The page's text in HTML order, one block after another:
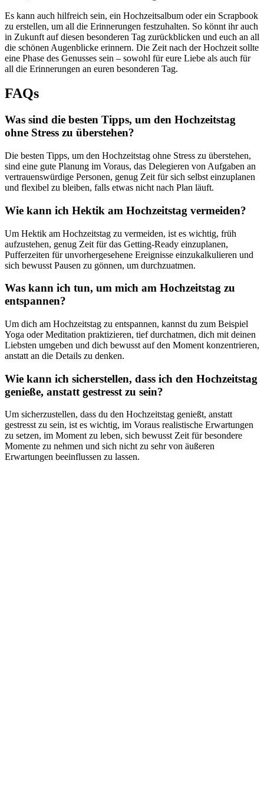
Es kann auch hilfreich sein, ein Hochzeitsalbum oder ein Scrapbook
zu erstellen, um all die Erinnerungen festzuhalten. So könnt ihr auch
in Zukunft auf diesen besonderen Tag zurückblicken und euch an all
die schönen Augenblicke erinnern. Die Zeit nach der Hochzeit sollte
eine Phase des Genusses sein – sowohl für eure Liebe als auch für
all die Erinnerungen an euren besonderen Tag.
FAQs
Was sind die besten Tipps, um den Hochzeitstag
ohne Stress zu überstehen?
Die besten Tipps, um den Hochzeitstag ohne Stress zu überstehen,
sind eine gute Planung im Voraus, das Delegieren von Aufgaben an
vertrauenswürdige Personen, genug Zeit für sich selbst einzuplanen
und flexibel zu bleiben, falls etwas nicht nach Plan läuft.
Wie kann ich Hektik am Hochzeitstag vermeiden?
Um Hektik am Hochzeitstag zu vermeiden, ist es wichtig, früh
aufzustehen, genug Zeit für das Getting-Ready einzuplanen,
Pufferzeiten für unvorhergesehene Ereignisse einzukalkulieren und
sich bewusst Pausen zu gönnen, um durchzuatmen.
Was kann ich tun, um mich am Hochzeitstag zu
entspannen?
Um dich am Hochzeitstag zu entspannen, kannst du zum Beispiel
Yoga oder Meditation praktizieren, tief durchatmen, dich mit deinen
Liebsten umgeben und dich bewusst auf den Moment konzentrieren,
anstatt an die Details zu denken.
Wie kann ich sicherstellen, dass ich den Hochzeitstag
genieße, anstatt gestresst zu sein?
Um sicherzustellen, dass du den Hochzeitstag genießt, anstatt
gestresst zu sein, ist es wichtig, im Voraus realistische Erwartungen
zu setzen, im Moment zu leben, sich bewusst Zeit für besondere
Momente zu nehmen und sich nicht zu sehr von äußeren
Erwartungen beeinflussen zu lassen.